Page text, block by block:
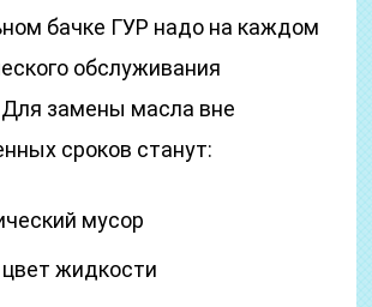
бачке ГУР надо на каждом
обслуживания
замены масла вне
сроков станут:
мусор
жидкости